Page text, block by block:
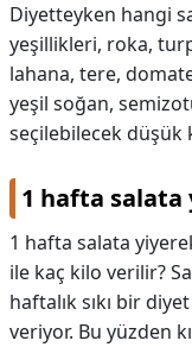
HAMİLELİK
KAPLICALAR
İLETİŞİM
Diyetteyken hangi
yeşillikleri, roka,
lahana, tere,
yeşil soğan,
seçilebilecek
1 hafta salata
1 hafta salata
ile kaç kilo verilir?
haftalık sıkı bir
veriyor. Bu yüzden